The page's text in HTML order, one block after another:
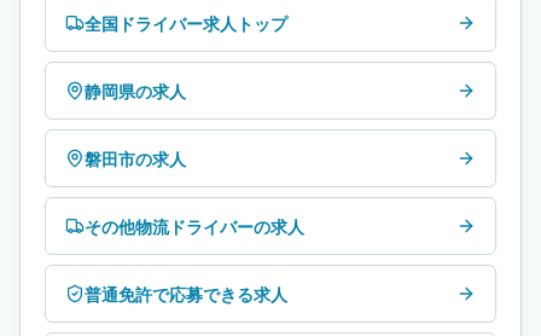
全国ドライバー求人トップ
静岡県の求人
磐田市の求人
その他物流ドライバーの求人
普通免許で応募できる求人